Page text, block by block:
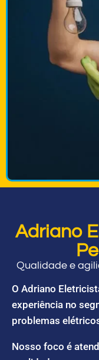
Adriano
Qualidade e
O Adriano
experiência no
problemas
Nosso foco é